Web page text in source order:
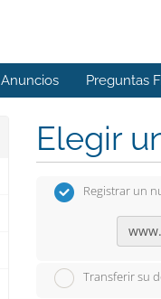
Anuncios Preguntas
Elegir
Registrar un
www.
Transferir su